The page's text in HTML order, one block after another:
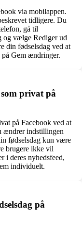
via mobilappen.
tidligere. Du
gå til
og vælge Rediger ud
din fødselsdag ved at
Gem ændringer.
privat på
på Facebook ved at
ændrer indstillingen
fødselsdag kun være
brugere ikke vil
i deres nyhedsfeed,
individuelt.
på